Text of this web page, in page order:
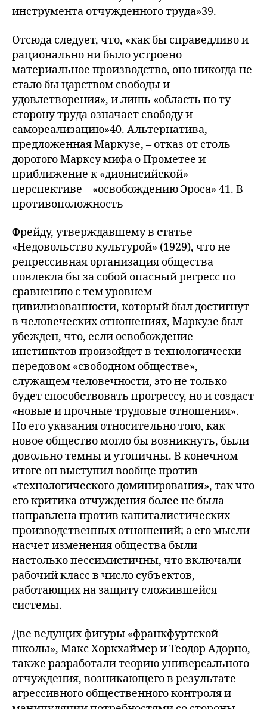
инструмента отчужденного труда»39.
Отсюда следует, что, «как бы справедливо и
рационально ни было устроено
материальное производство, оно никогда не
стало бы царством свободы и
удовлетворения», и лишь «область по ту
сторону труда означает свободу и
самореализацию»40. Альтернатива,
предложенная Маркузе, – отказ от столь
дорогого Марксу мифа о Прометее и
приближение к «дионисийской»
перспективе – «освобождению Эроса» 41. В
противоположность
Фрейду, утверждавшему в статье
«Недовольство культурой» (1929), что не-
репрессивная организация общества
повлекла бы за собой опасный регресс по
сравнению с тем уровнем
цивилизованности, который был достигнут
в человеческих отношениях, Маркузе был
убежден, что, если освобождение
инстинктов произойдет в технологически
передовом «свободном обществе»,
служащем человечности, это не только
будет способствовать прогрессу, но и создаст
«новые и прочные трудовые отношения».
Но его указания относительно того, как
новое общество могло бы возникнуть, были
довольно темны и утопичны. В конечном
итоге он выступил вообще против
«технологического доминирования», так что
его критика отчуждения более не была
направлена против капиталистических
производственных отношений; а его мысли
насчет изменения общества были
настолько пессимистичны, что включали
рабочий класс в число субъектов,
работающих на защиту сложившейся
системы.
Две ведущих фигуры «франкфуртской
школы», Макс Хоркхаймер и Теодор Адорно,
также разработали теорию универсального
отчуждения, возникающего в результате
агрессивного общественного контроля и